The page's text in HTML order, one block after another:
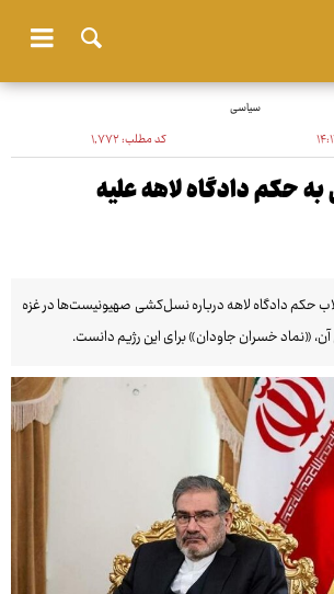
سیاسی
کد مطلب:۱٬۷۷۲
حکم دادگاه لاهه علیه
مشاور سیاسی رهبری انقلاب حکم ‎دادگاه لاهه درباره نسل‌کشی صهیونیست‌ها در غزه
آن، «نماد خسران جاودان» برای این رژیم دانست.